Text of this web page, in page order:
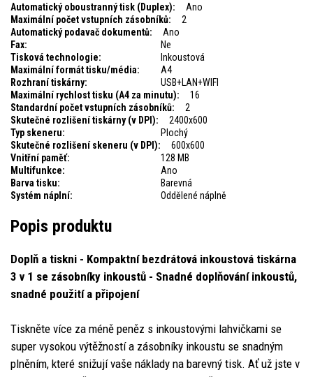
Automatický oboustranný tisk (Duplex):
Ano
Maximální počet vstupních zásobníků:
2
Automatický podavač dokumentů:
Ano
Fax:
Ne
Tisková technologie:
Inkoustová
Maximální formát tisku/média:
A4
Rozhraní tiskárny:
USB+LAN+WIFI
Maximální rychlost tisku (A4 za minutu):
16
Standardní počet vstupních zásobníků:
2
Skutečné rozlišení tiskárny (v DPI):
2400x600
Typ skeneru:
Plochý
Skutečné rozlišení skeneru (v DPI):
600x600
Vnitřní paměť:
128 MB
Multifunkce:
Ano
Barva tisku:
Barevná
Systém náplní:
Oddělené náplně
Popis produktu
Doplň a tiskni - Kompaktní bezdrátová inkoustová tiskárna
3 v 1 se zásobníky inkoustů - Snadné doplňování inkoustů,
snadné použití a připojení
Tiskněte více za méně peněz s inkoustovými lahvičkami se
super vysokou výtěžností a zásobníky inkoustu se snadným
plněním, které snižují vaše náklady na barevný tisk. Ať už jste v